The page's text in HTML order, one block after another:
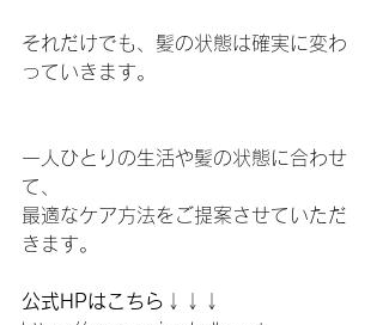
それだけでも、髪の状態は確実に変わ
っていきます。
一人ひとりの生活や髪の状態に合わせ
て、
最適なケア方法をご提案させていただ
きます。
公式HPはこちら ↓↓↓